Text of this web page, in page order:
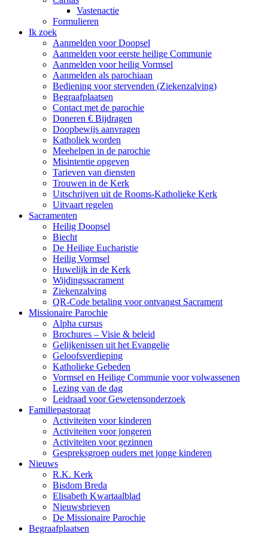
Vastenactie
Formulieren
Ik zoek
Aanmelden voor Doopsel
Aanmelden voor eerste heilige Communie
Aanmelden voor heilig Vormsel
Aanmelden als parochiaan
Bediening voor stervenden (Ziekenzalving)
Begraafplaatsen
Contact met de parochie
Doneren € Bijdragen
Doopbewijs aanvragen
Katholiek worden
Meehelpen in de parochie
Misintentie opgeven
Tarieven van diensten
Trouwen in de Kerk
Uitschrijven uit de Rooms-Katholieke Kerk
Uitvaart regelen
Sacramenten
Heilig Doopsel
Biecht
De Heilige Eucharistie
Heilig Vormsel
Huwelijk in de Kerk
Wijdingssacrament
Ziekenzalving
QR-Code betaling voor ontvangst Sacrament
Missionaire Parochie
Alpha cursus
Brochures – Visie & beleid
Gelijkenissen uit het Evangelie
Geloofsverdieping
Katholieke Gebeden
Vormsel en Heilige Communie voor volwassenen
Lezing van de dag
Leidraad voor Gewetensonderzoek
Familiepastoraat
Activiteiten voor kinderen
Activiteiten voor jongeren
Activiteiten voor gezinnen
Gespreksgroep ouders met jonge kinderen
Nieuws
R.K. Kerk
Bisdom Breda
Elisabeth Kwartaalblad
Nieuwsbrieven
De Missionaire Parochie
Begraafplaatsen